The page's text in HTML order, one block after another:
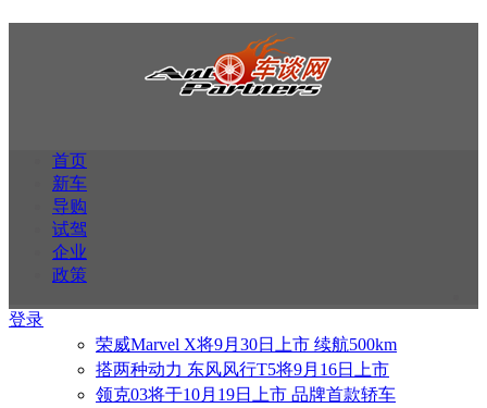
首页
新车
导购
试驾
企业
政策
登录
荣威Marvel X将9月30日上市 续航500km
搭两种动力 东风风行T5将9月16日上市
领克03将于10月19日上市 品牌首款轿车